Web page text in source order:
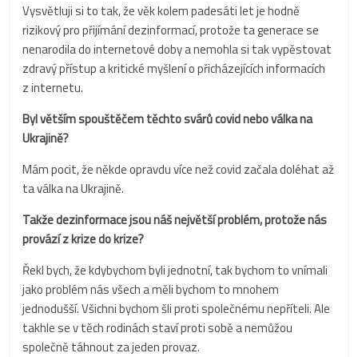
Vysvětluji si to tak, že věk kolem padesáti let je hodně
rizikový pro přijímání dezinformací, protože ta generace se
nenarodila do internetové doby a nemohla si tak vypěstovat
zdravý přístup a kritické myšlení o přicházejících informacích
z internetu.
Byl větším spouštěčem těchto svárů covid nebo válka na
Ukrajině?
Mám pocit, že někde opravdu více než covid začala doléhat až
ta válka na Ukrajině.
Takže dezinformace jsou náš největší problém, protože nás
provází z krize do krize?
Řekl bych, že kdybychom byli jednotní, tak bychom to vnímali
jako problém nás všech a měli bychom to mnohem
jednodušší. Všichni bychom šli proti společnému nepříteli. Ale
takhle se v těch rodinách staví proti sobě a nemůžou
společně táhnout za jeden provaz.